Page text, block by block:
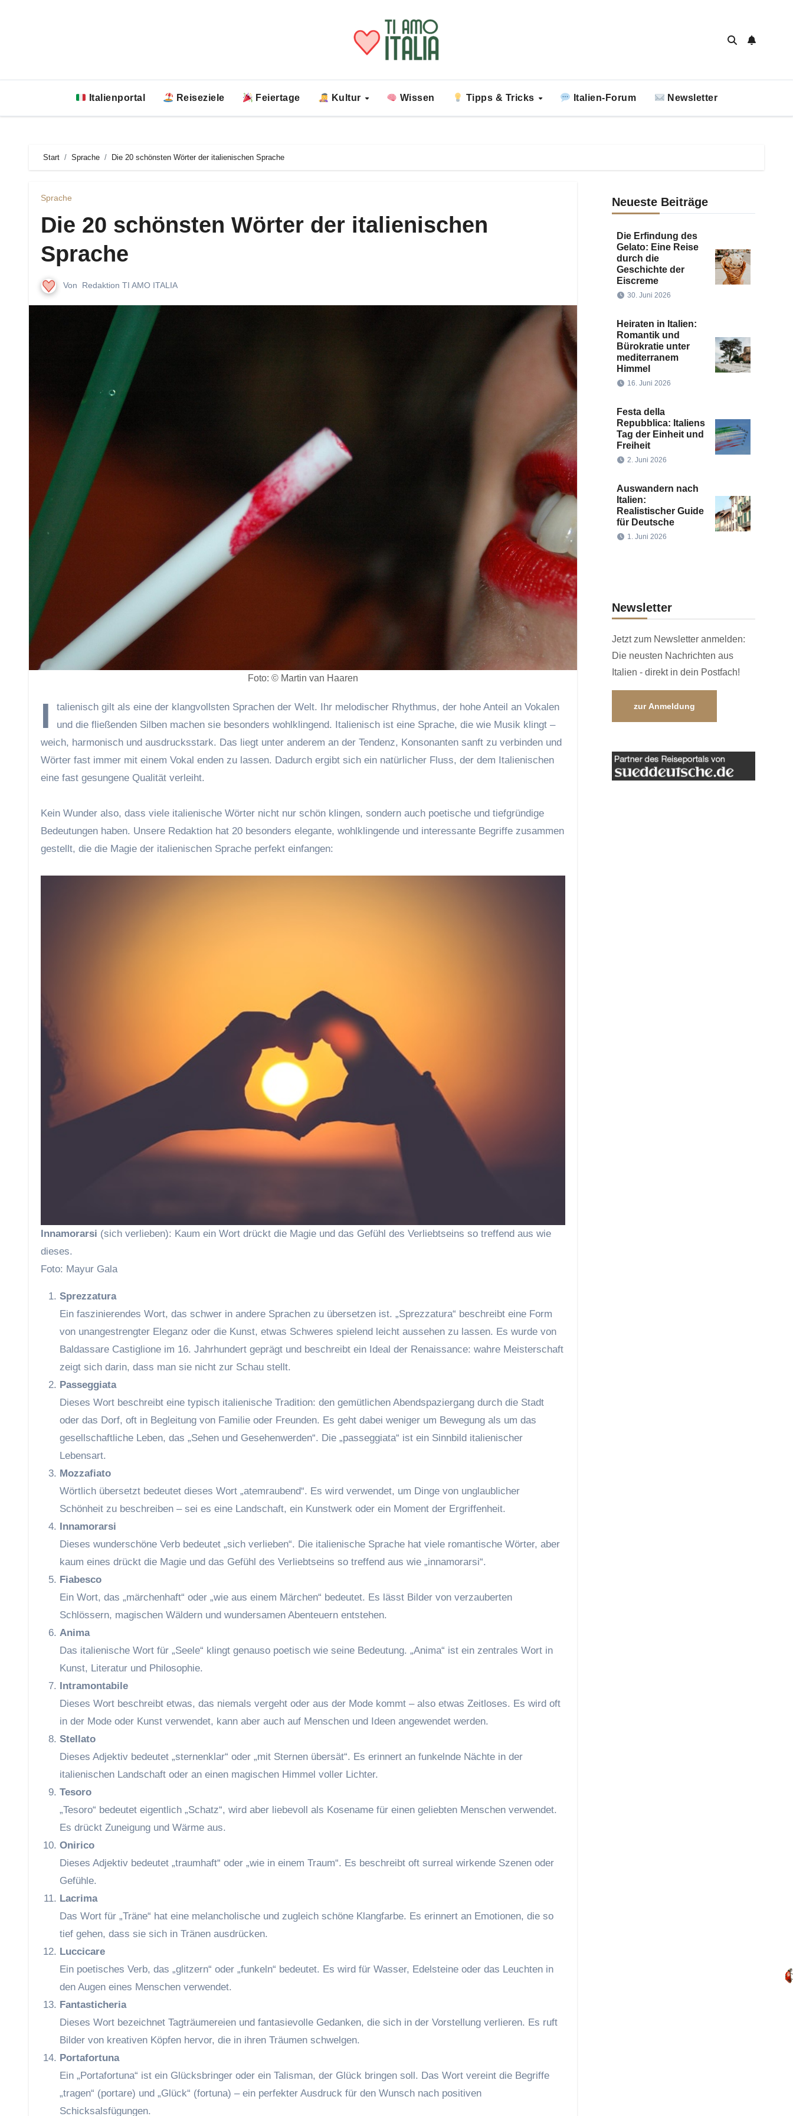
Italienportal Reiseziele Feiertage Kultur Wissen Tipps & Tricks Italien-Forum Newsletter
Start Sprache Die 20 schönsten Wörter der italienischen Sprache
Sprache
Die 20 schönsten Wörter der italienischen
Sprache
Von Redaktion TI AMO ITALIA
Foto: © Martin van Haaren
I
talienisch gilt als eine der klangvollsten Sprachen der Welt. Ihr melodischer Rhythmus, der hohe Anteil an Vokalen
und die fließenden Silben machen sie besonders wohlklingend. Italienisch ist eine Sprache, die wie Musik klingt –
weich, harmonisch und ausdrucksstark. Das liegt unter anderem an der Tendenz, Konsonanten sanft zu verbinden und
Wörter fast immer mit einem Vokal enden zu lassen. Dadurch ergibt sich ein natürlicher Fluss, der dem Italienischen
eine fast gesungene Qualität verleiht.
Kein Wunder also, dass viele italienische Wörter nicht nur schön klingen, sondern auch poetische und tiefgründige
Bedeutungen haben. Unsere Redaktion hat 20 besonders elegante, wohlklingende und interessante Begriffe zusammen
gestellt, die die Magie der italienischen Sprache perfekt einfangen:
Innamorarsi (sich verlieben): Kaum ein Wort drückt die Magie und das Gefühl des Verliebtseins so treffend aus wie
dieses.
Foto: Mayur Gala
Sprezzatura
Ein faszinierendes Wort, das schwer in andere Sprachen zu übersetzen ist. „Sprezzatura“ beschreibt eine Form
von unangestrengter Eleganz oder die Kunst, etwas Schweres spielend leicht aussehen zu lassen. Es wurde von
Baldassare Castiglione im 16. Jahrhundert geprägt und beschreibt ein Ideal der Renaissance: wahre Meisterschaft
zeigt sich darin, dass man sie nicht zur Schau stellt.
Passeggiata
Dieses Wort beschreibt eine typisch italienische Tradition: den gemütlichen Abendspaziergang durch die Stadt
oder das Dorf, oft in Begleitung von Familie oder Freunden. Es geht dabei weniger um Bewegung als um das
gesellschaftliche Leben, das „Sehen und Gesehenwerden“. Die „passeggiata“ ist ein Sinnbild italienischer
Lebensart.
Mozzafiato
Wörtlich übersetzt bedeutet dieses Wort „atemraubend“. Es wird verwendet, um Dinge von unglaublicher
Schönheit zu beschreiben – sei es eine Landschaft, ein Kunstwerk oder ein Moment der Ergriffenheit.
Innamorarsi
Dieses wunderschöne Verb bedeutet „sich verlieben“. Die italienische Sprache hat viele romantische Wörter, aber
kaum eines drückt die Magie und das Gefühl des Verliebtseins so treffend aus wie „innamorarsi“.
Fiabesco
Ein Wort, das „märchenhaft“ oder „wie aus einem Märchen“ bedeutet. Es lässt Bilder von verzauberten
Schlössern, magischen Wäldern und wundersamen Abenteuern entstehen.
Anima
Das italienische Wort für „Seele“ klingt genauso poetisch wie seine Bedeutung. „Anima“ ist ein zentrales Wort in
Kunst, Literatur und Philosophie.
Intramontabile
Dieses Wort beschreibt etwas, das niemals vergeht oder aus der Mode kommt – also etwas Zeitloses. Es wird oft
in der Mode oder Kunst verwendet, kann aber auch auf Menschen und Ideen angewendet werden.
Stellato
Dieses Adjektiv bedeutet „sternenklar“ oder „mit Sternen übersät“. Es erinnert an funkelnde Nächte in der
italienischen Landschaft oder an einen magischen Himmel voller Lichter.
Tesoro
„Tesoro“ bedeutet eigentlich „Schatz“, wird aber liebevoll als Kosename für einen geliebten Menschen verwendet.
Es drückt Zuneigung und Wärme aus.
Onirico
Dieses Adjektiv bedeutet „traumhaft“ oder „wie in einem Traum“. Es beschreibt oft surreal wirkende Szenen oder
Gefühle.
Lacrima
Das Wort für „Träne“ hat eine melancholische und zugleich schöne Klangfarbe. Es erinnert an Emotionen, die so
tief gehen, dass sie sich in Tränen ausdrücken.
Luccicare
Ein poetisches Verb, das „glitzern“ oder „funkeln“ bedeutet. Es wird für Wasser, Edelsteine oder das Leuchten in
den Augen eines Menschen verwendet.
Fantasticheria
Dieses Wort bezeichnet Tagträumereien und fantasievolle Gedanken, die sich in der Vorstellung verlieren. Es ruft
Bilder von kreativen Köpfen hervor, die in ihren Träumen schwelgen.
Portafortuna
Ein „Portafortuna“ ist ein Glücksbringer oder ein Talisman, der Glück bringen soll. Das Wort vereint die Begriffe
„tragen“ (portare) und „Glück“ (fortuna) – ein perfekter Ausdruck für den Wunsch nach positiven
Schicksalsfügungen.
Neueste Beiträge
Die Erfindung des
Gelato: Eine Reise
durch die
Geschichte der
Eiscreme
30. Juni 2026
Heiraten in Italien:
Romantik und
Bürokratie unter
mediterranem
Himmel
16. Juni 2026
Festa della
Repubblica: Italiens
Tag der Einheit und
Freiheit
2. Juni 2026
Auswandern nach
Italien:
Realistischer Guide
für Deutsche
1. Juni 2026
Newsletter
Jetzt zum Newsletter anmelden:
Die neusten Nachrichten aus
Italien - direkt in dein Postfach!
zur Anmeldung